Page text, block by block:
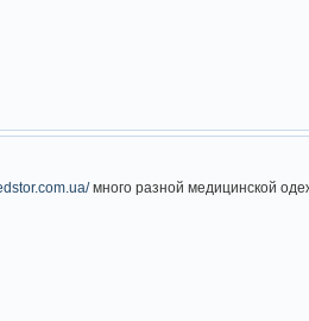
много разной медицинской